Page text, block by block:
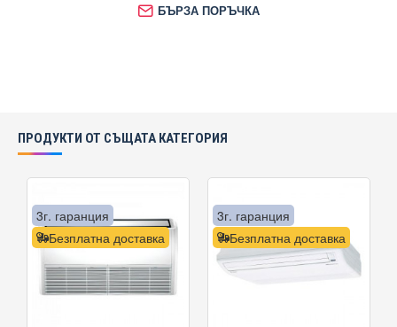
БЪРЗА ПОРЪЧКА
ПРОДУКТИ ОТ СЪЩАТА КАТЕГОРИЯ
Безплатна доставка
3г. гаранция
Безплатна доставка
3г. гаранция